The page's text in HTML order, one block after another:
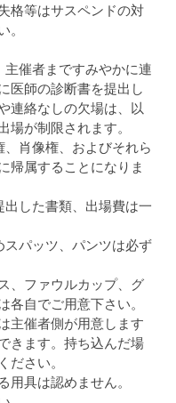
格等はサスペンドの対
催者まですみやかに連
医師の診断書を提出し
連絡なしの欠場は、以
が制限されます。
肖像権、およびそれら
帰属することになりま
した書類、出場費は一
パッツ、パンツは必ず
、ファウルカップ、グ
各自でご用意下さい。
主催者側が用意します
きます。持ち込んだ場
さい。
具は認めません。